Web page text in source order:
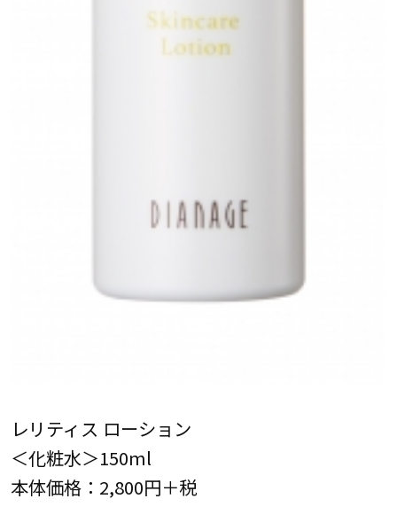
レリティス ローション
＜化粧水＞150ml
本体価格：2,800円＋税